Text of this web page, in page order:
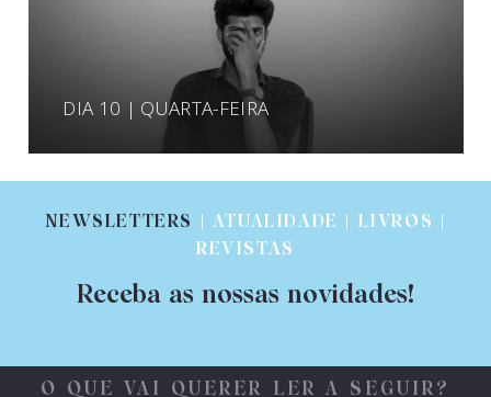
DIA 10 | QUARTA-FEIRA
NEWSLETTERS
| ATUALIDADE | LIVROS |
REVISTAS
Receba as nossas novidades!
O QUE VAI QUERER LER A SEGUIR?